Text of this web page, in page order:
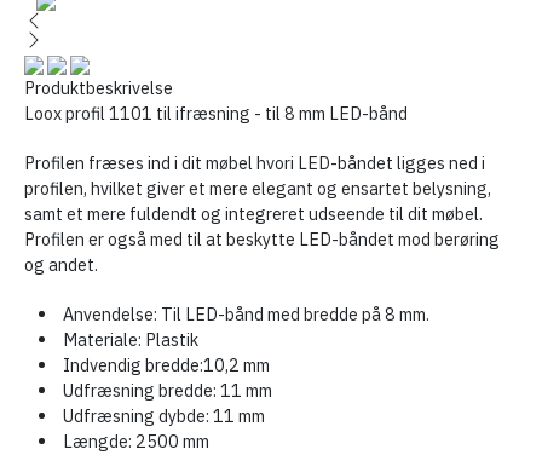
Produktbeskrivelse
Loox profil 1101 til ifræsning - til 8 mm LED-bånd
Profilen fræses ind i dit møbel hvori LED-båndet ligges ned i
profilen, hvilket giver et mere elegant og ensartet belysning,
samt et mere fuldendt og integreret udseende til dit møbel.
Profilen er også med til at beskytte LED-båndet mod berøring
og andet.
Anvendelse: Til LED-bånd med bredde på 8 mm.
Materiale: Plastik
Indvendig bredde:10,2 mm
Udfræsning bredde: 11 mm
Udfræsning dybde: 11 mm
Længde: 2500 mm